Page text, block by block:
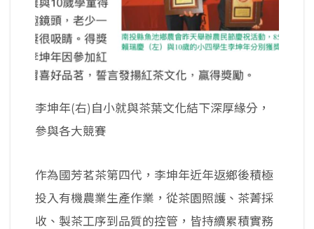
李坤年(右)自小就與茶葉文化結下深厚緣分，
參與各大競賽
作為國芳茗茶第四代，李坤年近年返鄉後積極
投入有機農業生產作業，從茶園照護、茶菁採
收、製茶工序到品質的控管，皆持續累積實務